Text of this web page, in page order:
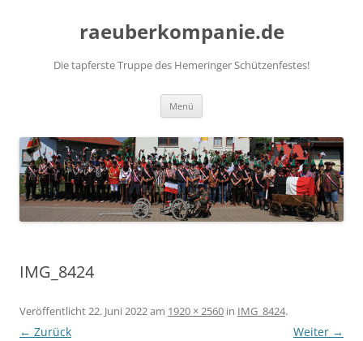
raeuberkompanie.de
Die tapferste Truppe des Hemeringer Schützenfestes!
Menü
IMG_8424
Veröffentlicht22. Juni 2022am 1920 × 2560 in IMG_8424.
← Zurück Weiter →